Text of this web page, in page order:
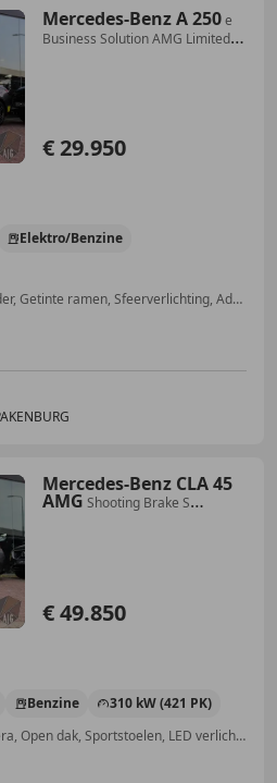
Mercedes-Benz A 250e
Business Solution AMG Limited |
€ 29.950
Elektro/Benzine
Sportstoelen, Airbag bestuurder, Getinte ramen, Sfeerverlichting, Adaptieve Cruise Control, Parkeerhulp met camera, Stoelverwarming, Geheel digitaal combi-instrument
Mercedes-Benz CLA 45
AMG Shooting Brake S
€ 49.850
Benzine
310 kW (421 PK)
Airbag bestuurder, 360° camera, Open dak, Sportstoelen, LED verlichting, Parkeerhulp met camera, Trekhaak, Sportonderstel